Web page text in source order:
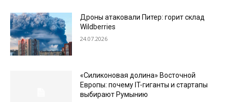
Дроны атаковали Питер: горит склад
Wildberries
24.07.2026
«Силиконовая долина» Восточной
Европы: почему IT-гиганты и стартапы
выбирают Румынию